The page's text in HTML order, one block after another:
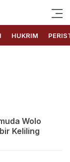
HUKRIM
Wolo
Keliling